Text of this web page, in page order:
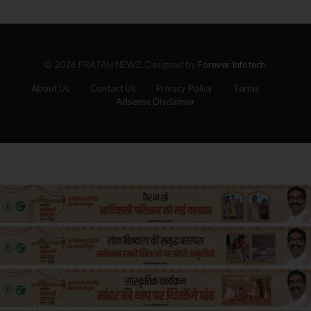
© 2026 PRATAH NEWZ. Designed by Forever Infotech
About Us Contact Us Privacy Policy
Terms
Adsense Disclaimer